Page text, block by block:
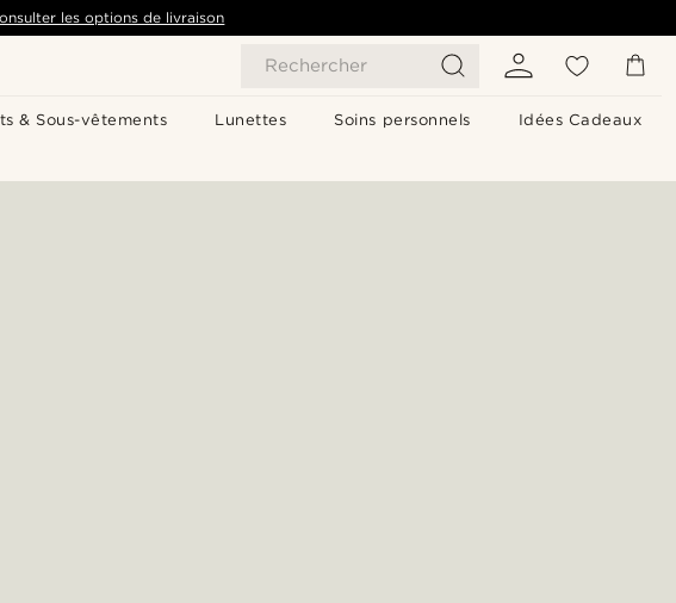
Rechercher
& Sous-vêtements Lunettes Soins personnels Idées Cadeaux
les options de livraison